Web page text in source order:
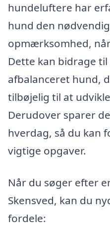
hundeluftere har
hund den
opmærksomhed,
Dette kan bidrage
afbalanceret hund,
tilbøjelig til at
Derudover sparer
hverdag, så du kan
vigtige opgaver.
Når du søger efter
Skensved, kan du
fordele: